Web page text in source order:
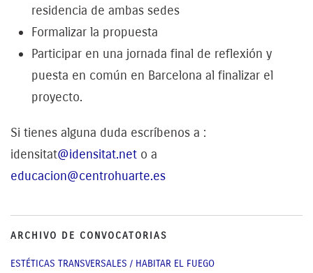
residencia de ambas sedes
Formalizar la propuesta
Participar en una jornada final de reflexión y
puesta en común en Barcelona al finalizar el
proyecto.
Si tienes alguna duda escríbenos a :
idensitat@idensitat.net o a
educacion@centrohuarte.es
ARCHIVO DE CONVOCATORIAS
ESTÉTICAS TRANSVERSALES / HABITAR EL FUEGO